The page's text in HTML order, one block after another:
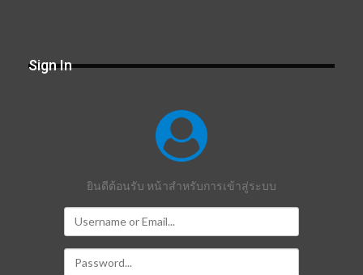
Sign In
ยินดีต้อนรับ หน้าสำหรับการเข้าสู่ระบบ